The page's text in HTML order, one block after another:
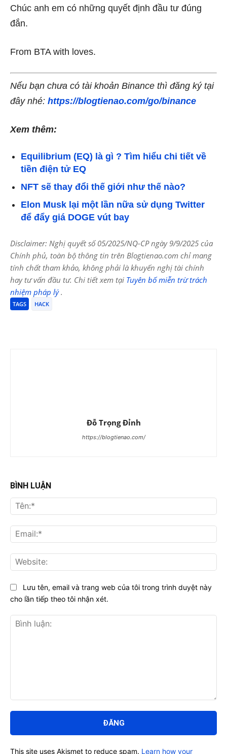
Chúc anh em có những quyết định đầu tư đúng
đắn.
From BTA with loves.
Nếu bạn chưa có tài khoản Binance thì đăng ký tại
đây nhé: https://blogtienao.com/go/binance
Xem thêm:
Equilibrium (EQ) là gì ? Tìm hiểu chi tiết về
tiền điện tử EQ
NFT sẽ thay đổi thế giới như thế nào?
Elon Musk lại một lần nữa sử dụng Twitter
để đẩy giá DOGE vút bay
Disclaimer: Nghị quyết số 05/2025/NQ-CP ngày 9/9/2025 của
Chính phủ, toàn bộ thông tin trên Blogtienao.com chỉ mang
tính chất tham khảo, không phải là khuyến nghị tài chính
hay tư vấn đầu tư. Chi tiết xem tại Tuyên bố miễn trừ trách
nhiệm pháp lý.
TAGS HACK
Đỗ Trọng Đỉnh
https://blogtienao.com/
BÌNH LUẬN
luận:
Lưu tên, email và trang web của tôi trong trình duyệt này
cho lần tiếp theo tôi nhận xét.
This site uses Akismet to reduce spam. Learn how your